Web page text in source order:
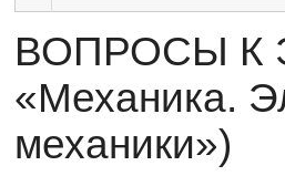
ВОПРОСЫ К
«Механика.
механики»)